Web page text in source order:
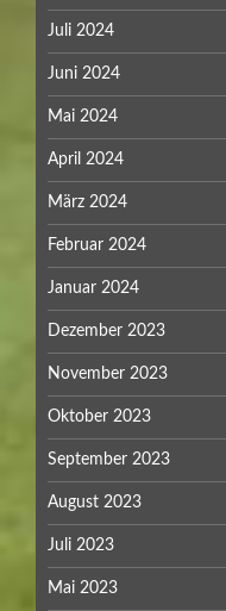
Juli 2024
Juni 2024
Mai 2024
April 2024
März 2024
Februar 2024
Januar 2024
Dezember 2023
November 2023
Oktober 2023
September 2023
August 2023
Juli 2023
Mai 2023